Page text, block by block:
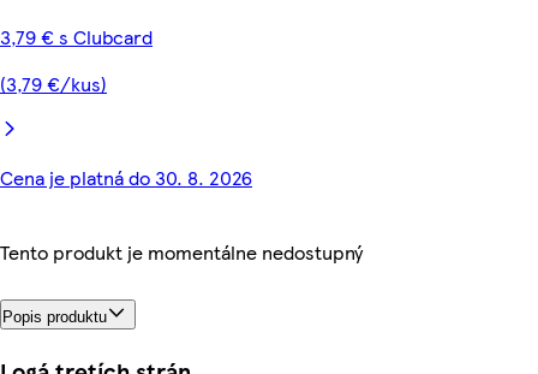
3,79 € s Clubcard
(3,79 €/kus)
Cena je platná do 30. 8. 2026
Tento produkt je momentálne nedostupný
Popis produktu